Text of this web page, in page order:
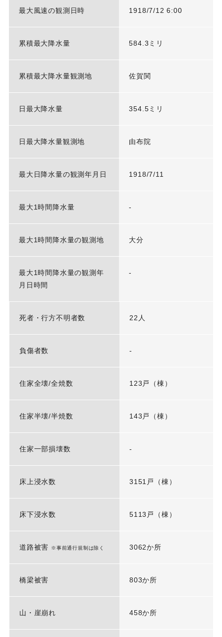
最大風速の観測日時 1918/7/12 6:00
累積最大降水量 584.3ミリ
累積最大降水量観測地 佐賀関
日最大降水量 354.5ミリ
日最大降水量観測地 由布院
最大日降水量の観測年月日 1918/7/11
最大1時間降水量 -
最大1時間降水量の観測地 大分
最大1時間降水量の観測年
月日時間
-
死者・行方不明者数 22人
負傷者数 -
住家全壊/全焼数 123戸（棟）
住家半壊/半焼数 143戸（棟）
住家一部損壊数 -
床上浸水数 3151戸（棟）
床下浸水数 5113戸（棟）
道路被害 ※事前通行規制は除く 3062か所
橋梁被害 803か所
山・崖崩れ 458か所